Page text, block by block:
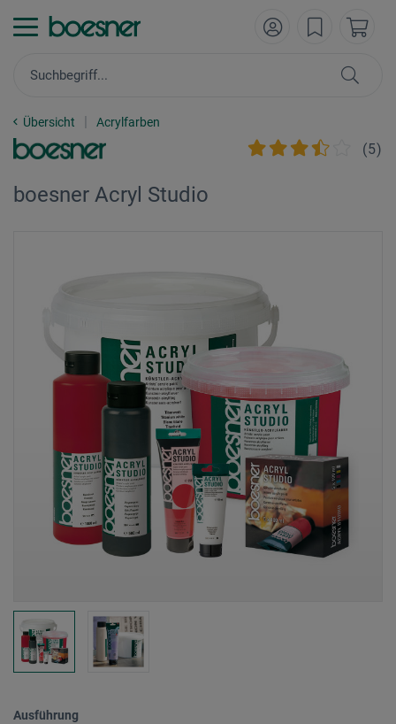
Übersicht Acrylfarben
(5)
boesner Acryl Studio
Ausführung